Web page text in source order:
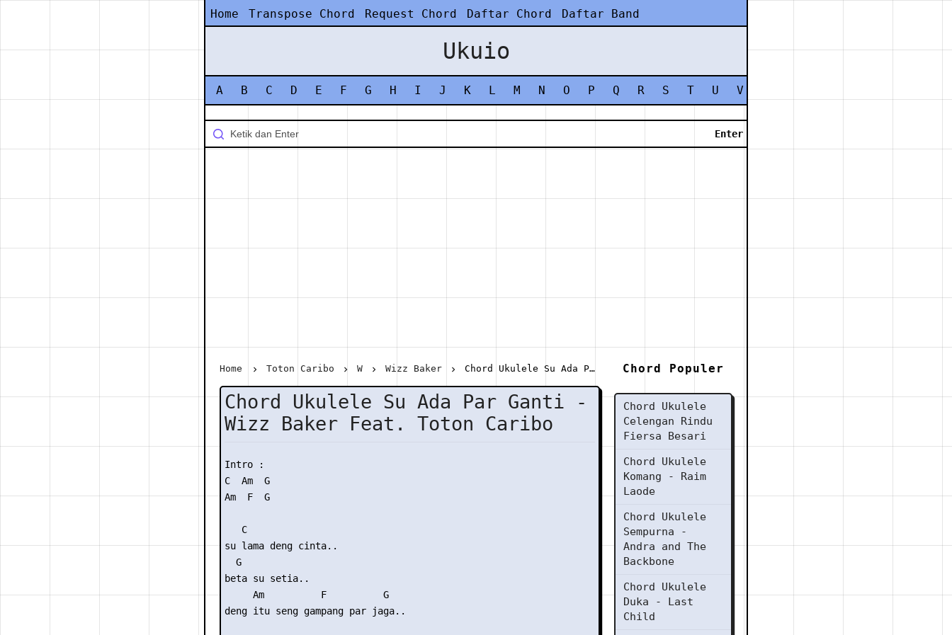
Home Transpose Chord Request Chord Daftar Chord Daftar Band
Ukuio
A B C D E F G H I J K L M N O P Q R S T U V
Home Toton Caribo W Wizz Baker Chord Ukulele Su Ada Par Ganti - Wizz Baker Feat. Toton Caribo
Chord Ukulele Su Ada Par Ganti -
Wizz Baker Feat. Toton Caribo
Intro :
C  Am  G
Am  F  G
   C
su lama deng cinta..
  G
beta su setia..
     Am          F          G
deng itu seng gampang par jaga..
Chord Populer
Chord Ukulele
Celengan Rindu
Fiersa Besari
Chord Ukulele
Komang - Raim
Laode
Chord Ukulele
Sempurna -
Andra and The
Backbone
Chord Ukulele
Duka - Last
Child